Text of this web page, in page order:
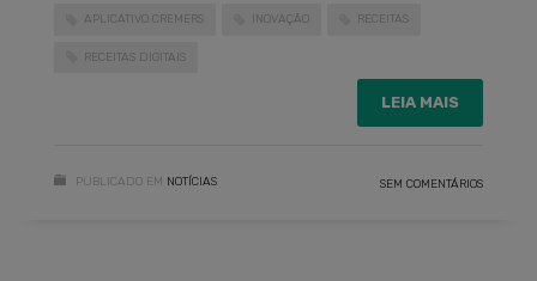
APLICATIVO CREMERS INOVAÇÃO RECEITAS
RECEITAS DIGITAIS
LEIA MAIS
PUBLICADO EM NOTÍCIAS SEM COMENTÁRIOS